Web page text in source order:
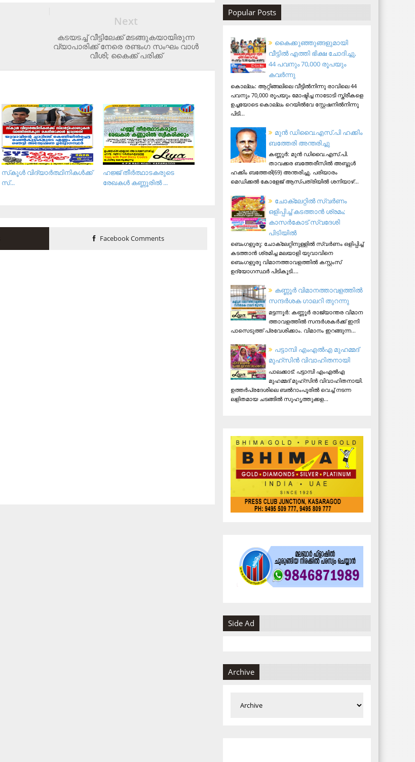
Next
കടയടച്ച് വീട്ടിലേക്ക് മടങ്ങുകയായിരുന്ന
വ്യാപാരിക്ക് നേരെ രണ്ടംഗ സംഘം വാള്‍
വീശി; കൈക്ക് പരിക്ക്
ഹജ്ജ് തീർത്ഥാടകരുടെ
രേഖകൾ കണ്ണൂരിൽ ...
സ്‌കൂള്‍ വിദ്യാര്‍ത്ഥിനികള്‍ക്ക്
സ്...
Facebook Comments
Popular Posts
കൈക്കുഞ്ഞുങ്ങളുമായി
വീട്ടിൽ എത്തി ഭിക്ഷ ചോദിച്ചു,
44 പവനും 70,000 രൂപയും
കവർന്നു
കൊല്ലം: ആറ്റിങ്ങലിലെ വീട്ടിൽനിന്നു രാവിലെ 44
പവനും 70,000 രൂപയും മോഷ്ടിച്ച നാടോടി സ്ത്രീകളെ
ഉച്ചയോടെ കൊല്ലം റെയിൽവേ സ്റ്റേഷനിൽനിന്നു
പിടി...
മുന്‍ ഡിവൈ.എസ്.പി ഹക്കിം
ബത്തേരി അന്തരിച്ചു
കണ്ണൂര്‍: മുന്‍ ഡിവൈ.എസ്.പി.
താവക്കര ബത്തേരീസില്‍ അബ്ദുള്‍
ഹക്കിം ബത്തേരി(69) അന്തരിച്ചു. പരിയാരം
മെഡിക്കല്‍ കോളേജ് ആസ്​പത്രിയില്‍ ശനിയാഴ്...
ചോക്ലേറ്റിൽ സ്വർണം
ഒളിപ്പിച്ച് കടത്താൻ ശ്രമം;
കാസർകോട് സ്വദേശി
പിടിയില്‍
ബെംഗളൂരു: ചോക്ലേറ്റിനുള്ളിൽ സ്വർണം ഒളിപ്പിച്ച്
കടത്താൻ ശ്രമിച്ച മലയാളി യുവാവിനെ
ബെംഗളൂരു വിമാനത്താവളത്തിൽ കസ്റ്റംസ്
ഉദ്യോഗസ്ഥർ പിടികൂടി....
ക​ണ്ണൂ​ർ വി​മാ​ന​ത്താ​വ​ള​ത്തി​ൽ
സ​ന്ദ​ർ​ശ​ക ഗാ​ല​റി തു​റ​ന്നു
മ​ട്ട​ന്നൂ​ർ: ക​ണ്ണൂ​ർ രാ​ജ്യാ​ന്ത​ര വി​മാ​ന​
ത്താ​വ​ള​ത്തി​ൽ സ​ന്ദ​ർ​ശ​ക​ർ​ക്ക് ഇ​നി
പാ​സെ​ടു​ത്ത് പ്ര​വേ​ശി​ക്കാം. വി​മാ​നം ഇ​റ​ങ്ങു​ന്ന...
പട്ടാമ്പി എംഎല്‍എ മുഹമ്മദ്
മുഹ്‌സിന്‍ വിവാഹിതനായി
പാലക്കാട്: പട്ടാമ്പി എംഎല്‍എ
മുഹമ്മദ് മുഹ്‌സിന്‍ വിവാഹിതനായി.
ഉത്തര്‍പ്രദേശിലെ ബല്‍റാംപൂരില്‍ വെച്ച് നടന്ന
ലളിതമായ ചടങ്ങില്‍ സുഹൃത്തുക്കള...
Side Ad
Archive